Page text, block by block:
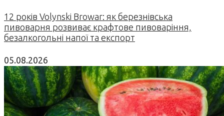
12 років Volynski Browar: як березнівська
пивоварня розвиває крафтове пивоваріння,
безалкогольні напої та експорт
05.08.2026